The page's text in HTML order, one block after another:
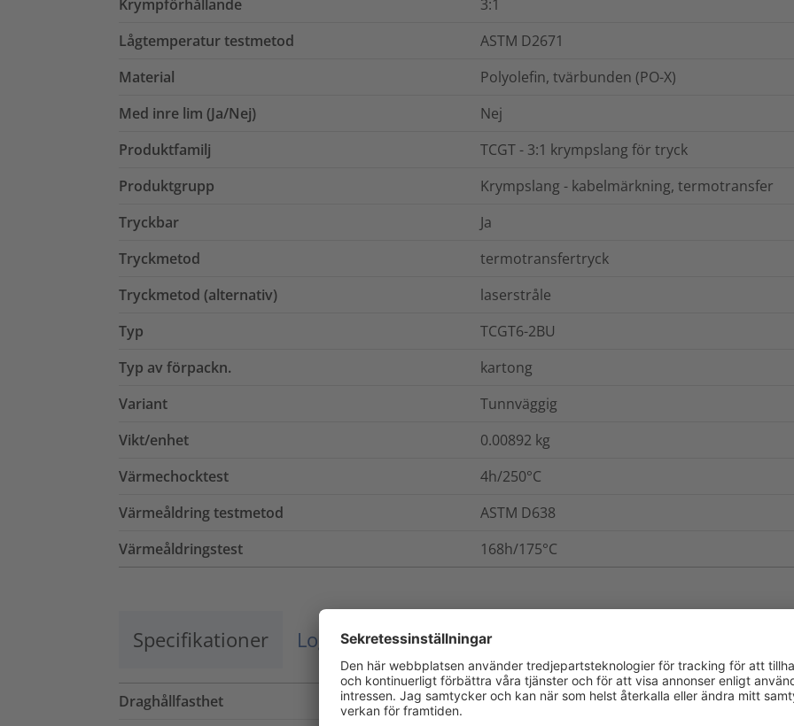
Krympförhållande
3:1
Lågtemperatur testmetod
ASTM D2671
Material
Polyolefin, tvärbunden (PO-X)
Med inre lim (Ja/Nej)
Nej
Produktfamilj
TCGT - 3:1 krympslang för tryck
Produktgrupp
Krympslang - kabelmärkning, termotransfer
Tryckbar
Ja
Tryckmetod
termotransfertryck
Tryckmetod (alternativ)
laserstråle
Typ
TCGT6-2BU
Typ av förpackn.
kartong
Variant
Tunnväggig
Vikt/enhet
0.00892 kg
Värmechocktest
4h/250°C
Värmeåldring testmetod
ASTM D638
Värmeåldringstest
168h/175°C
Specifikationer Logistik och Förpackning
Draghållfasthet 11.00 N/mm²